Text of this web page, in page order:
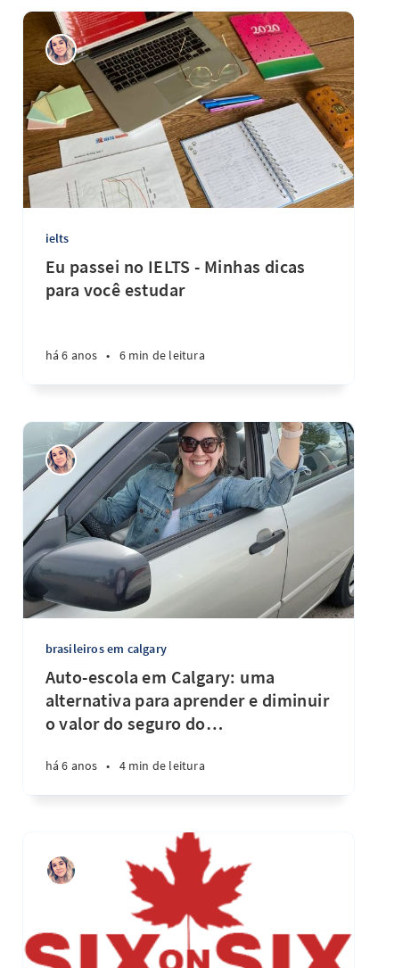
ielts
Eu passei no IELTS - Minhas dicas
para você estudar
há 6 anos • 6 min de leitura
brasileiros em calgary
Auto-escola em Calgary: uma
alternativa para aprender e diminuir
o valor do seguro do…
há 6 anos • 4 min de leitura